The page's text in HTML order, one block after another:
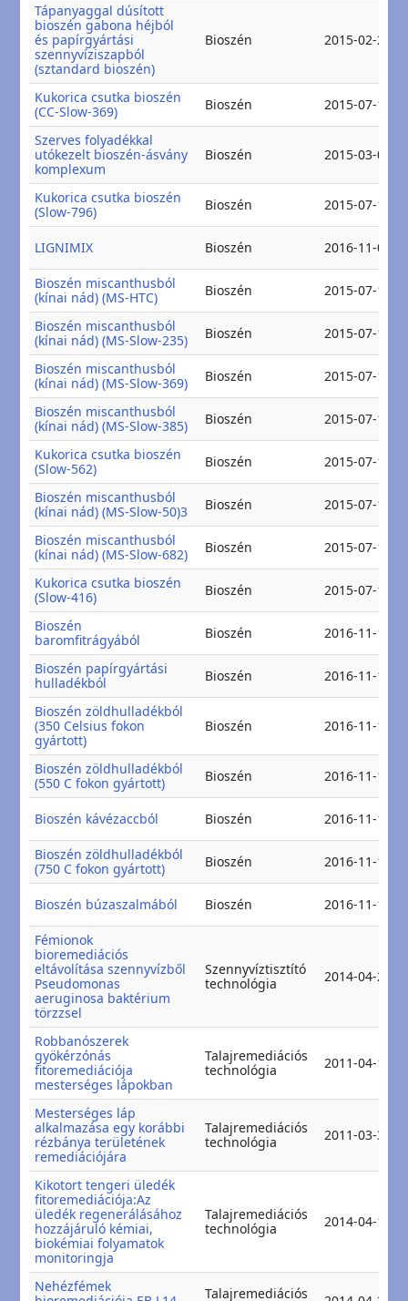
Tápanyaggal dúsított
bioszén gabona héjból
és papírgyártási
szennyvíziszapból
(sztandard bioszén)
Bioszén 2015-02-25
Kukorica csutka bioszén
(CC-Slow-369)
Bioszén 2015-07-16
Szerves folyadékkal
utókezelt bioszén-ásvány
komplexum
Bioszén 2015-03-06
Kukorica csutka bioszén
(Slow-796)
Bioszén 2015-07-16
LIGNIMIX Bioszén 2016-11-07
Bioszén miscanthusból
(kínai nád) (MS-HTC)
Bioszén 2015-07-16
Bioszén miscanthusból
(kínai nád) (MS-Slow-235)
Bioszén 2015-07-16
Bioszén miscanthusból
(kínai nád) (MS-Slow-369)
Bioszén 2015-07-16
Bioszén miscanthusból
(kínai nád) (MS-Slow-385)
Bioszén 2015-07-16
Kukorica csutka bioszén
(Slow-562)
Bioszén 2015-07-16
Bioszén miscanthusból
(kínai nád) (MS-Slow-50)3
Bioszén 2015-07-16
Bioszén miscanthusból
(kínai nád) (MS-Slow-682)
Bioszén 2015-07-16
Kukorica csutka bioszén
(Slow-416)
Bioszén 2015-07-16
Bioszén
baromfitrágyából
Bioszén 2016-11-15
Bioszén papírgyártási
hulladékból
Bioszén 2016-11-15
Bioszén zöldhulladékból
(350 Celsius fokon
gyártott)
Bioszén 2016-11-15
Bioszén zöldhulladékból
(550 C fokon gyártott)
Bioszén 2016-11-15
Bioszén kávézaccból Bioszén 2016-11-15
Bioszén zöldhulladékból
(750 C fokon gyártott)
Bioszén 2016-11-15
Bioszén búzaszalmából Bioszén 2016-11-15
Fémionok
bioremediációs
eltávolítása szennyvízből
Pseudomonas
aeruginosa baktérium
törzzsel
Szennyvíztisztító
technológia
2014-04-20
Robbanószerek
gyökérzónás
fitoremediációja
mesterséges lápokban
Talajremediációs
technológia
2011-04-18
Mesterséges láp
alkalmazása egy korábbi
rézbánya területének
remediációjára
Talajremediációs
technológia
2011-03-31
Kikotort tengeri üledék
fitoremediációja:Az
üledék regenerálásához
hozzájáruló kémiai,
biokémiai folyamatok
monitoringja
Talajremediációs
technológia
2014-04-19
Nehézfémek
Talajremediációs